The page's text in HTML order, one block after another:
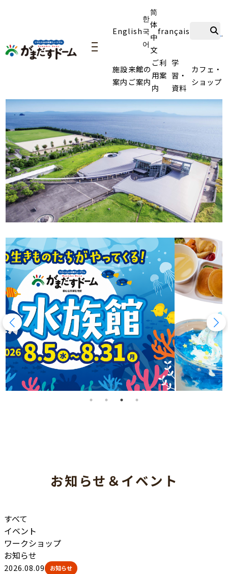
navigation
English
한
국
어
简
体
中
文
français
施設
案内
来館の
ご案内
ご利
用案
内
学
習・
資料
カフェ・
ショップ
お知らせ＆イベント
すべて
イベント
ワークショップ
お知らせ
2026.08.09 お知らせ